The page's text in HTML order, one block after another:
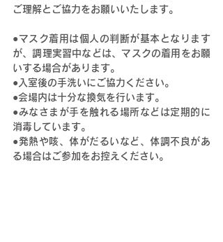
ご理解とご協力をお願いいたします。
●マスク着用は個人の判断が基本となります
が、調理実習中などは、マスクの着用をお願
いする場合があります。
● 入室後の手洗いにご協力ください。
●会場内は十分な換気を行います。
●みなさまが手を触れる場所などは定期的に
消毒しています。
●発熱や咳、体がだるいなど、体調不良があ
る場合はご参加をお控えください。